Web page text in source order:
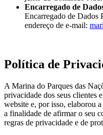
Encarregado de
Encarregado de Dados
endereço de e-mail:
Política de
A Marina do Parques das
privacidade dos seus clientes
website e, por isso, elaborou
a finalidade de afirmar o seu
regras de privacidade e de